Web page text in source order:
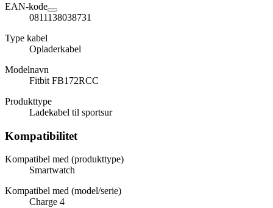
EAN-kode
0811138038731
Type kabel
Opladerkabel
Modelnavn
Fitbit FB172RCC
Produkttype
Ladekabel til sportsur
Kompatibilitet
Kompatibel med (produkttype)
Smartwatch
Kompatibel med (model/serie)
Charge 4